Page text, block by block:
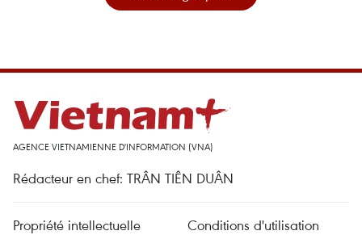
AGENCE VIETNAMIENNE D'INFORMATION (VNA)
Rédacteur en chef: TRÂN TIÊN DUÂN
Propriété intellectuelle
Conditions d'utilisation